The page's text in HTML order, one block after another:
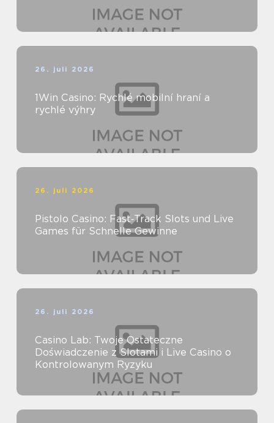
26. juli 2026
1Win Casino: Rychlé mobilní hraní a
rychlé výhry
26. juli 2026
Pistolo Casino: Fast‑Track Slots und Live
Games für Schnelle Gewinne
26. juli 2026
Casino Lab: Twoje Ostateczne
Doświadczenie z Slotami i Live Casino o
Kontrolowanym Ryzyku